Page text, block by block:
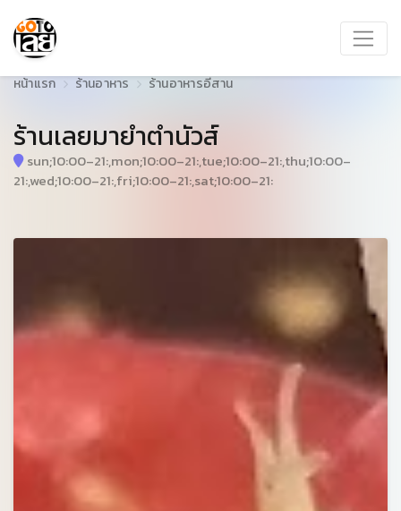
หน้าแรก ร้านอาหาร ร้านอาหารอีสาน
ร้านเลยมายำตำนัวส์
sun;10:00–21:,mon;10:00–21:,tue;10:00–21:,thu;10:00–
21:,wed;10:00–21:,fri;10:00–21:,sat;10:00–21: